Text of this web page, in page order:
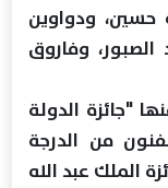
حسين، ودواوين
وفاروق
"جائزة الدولة
من الدرجة
الملك عبد الله